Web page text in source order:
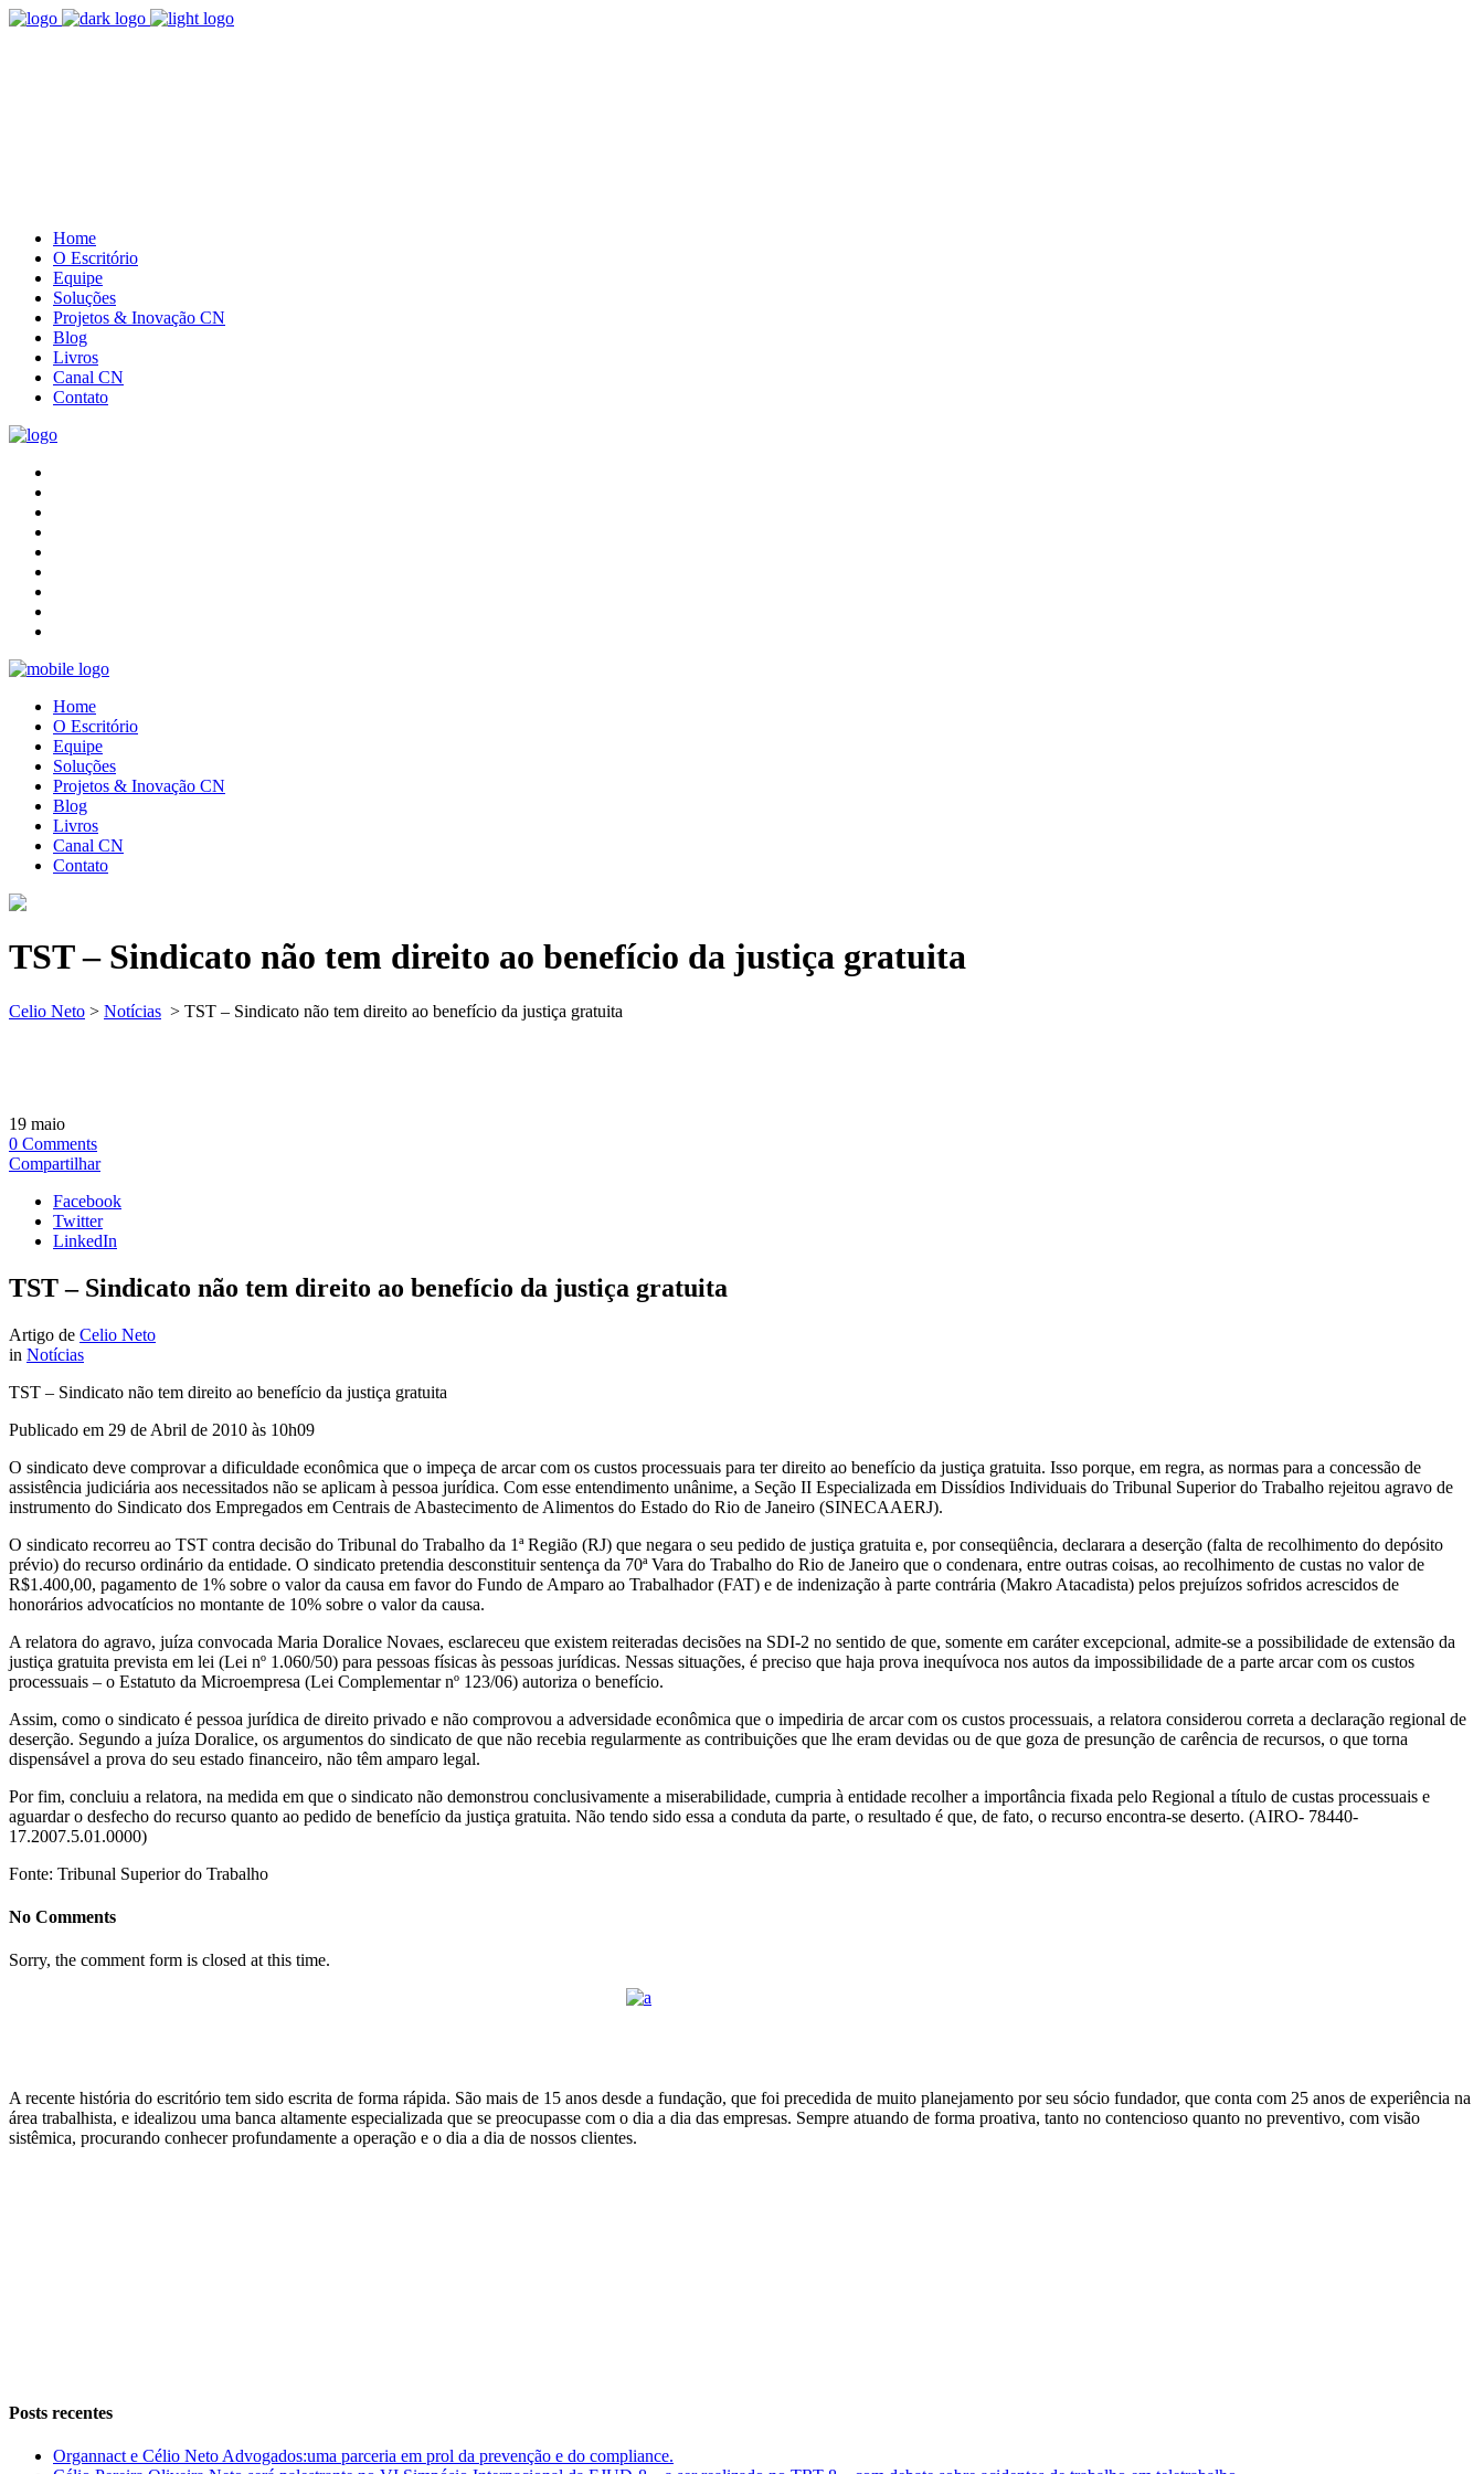
Home
O Escritório
Equipe
Soluções
Projetos & Inovação CN
Blog
Livros
Canal CN
Contato
Home
O Escritório
Equipe
Soluções
Projetos & Inovação CN
Blog
Livros
Canal CN
Contato
TST – Sindicato não tem direito ao benefício da justiça gratuita
Celio Neto > Notícias > TST – Sindicato não tem direito ao benefício da justiça gratuita
19 maio
0 Comments
Compartilhar
Facebook
Twitter
LinkedIn
TST – Sindicato não tem direito ao benefício da justiça gratuita
Artigo de Celio Neto
in Notícias
TST – Sindicato não tem direito ao benefício da justiça gratuita
Publicado em 29 de Abril de 2010 às 10h09
O sindicato deve comprovar a dificuldade econômica que o impeça de arcar com os custos processuais para ter direito ao benefício da justiça gratuita. Isso porque, em regra, as normas para a concessão de
assistência judiciária aos necessitados não se aplicam à pessoa jurídica. Com esse entendimento unânime, a Seção II Especializada em Dissídios Individuais do Tribunal Superior do Trabalho rejeitou agravo de
instrumento do Sindicato dos Empregados em Centrais de Abastecimento de Alimentos do Estado do Rio de Janeiro (SINECAAERJ).
O sindicato recorreu ao TST contra decisão do Tribunal do Trabalho da 1ª Região (RJ) que negara o seu pedido de justiça gratuita e, por conseqüência, declarara a deserção (falta de recolhimento do depósito
prévio) do recurso ordinário da entidade. O sindicato pretendia desconstituir sentença da 70ª Vara do Trabalho do Rio de Janeiro que o condenara, entre outras coisas, ao recolhimento de custas no valor de
R$1.400,00, pagamento de 1% sobre o valor da causa em favor do Fundo de Amparo ao Trabalhador (FAT) e de indenização à parte contrária (Makro Atacadista) pelos prejuízos sofridos acrescidos de
honorários advocatícios no montante de 10% sobre o valor da causa.
A relatora do agravo, juíza convocada Maria Doralice Novaes, esclareceu que existem reiteradas decisões na SDI-2 no sentido de que, somente em caráter excepcional, admite-se a possibilidade de extensão da
justiça gratuita prevista em lei (Lei nº 1.060/50) para pessoas físicas às pessoas jurídicas. Nessas situações, é preciso que haja prova inequívoca nos autos da impossibilidade de a parte arcar com os custos
processuais – o Estatuto da Microempresa (Lei Complementar nº 123/06) autoriza o benefício.
Assim, como o sindicato é pessoa jurídica de direito privado e não comprovou a adversidade econômica que o impediria de arcar com os custos processuais, a relatora considerou correta a declaração regional de
deserção. Segundo a juíza Doralice, os argumentos do sindicato de que não recebia regularmente as contribuições que lhe eram devidas ou de que goza de presunção de carência de recursos, o que torna
dispensável a prova do seu estado financeiro, não têm amparo legal.
Por fim, concluiu a relatora, na medida em que o sindicato não demonstrou conclusivamente a miserabilidade, cumpria à entidade recolher a importância fixada pelo Regional a título de custas processuais e
aguardar o desfecho do recurso quanto ao pedido de benefício da justiça gratuita. Não tendo sido essa a conduta da parte, o resultado é que, de fato, o recurso encontra-se deserto. (AIRO- 78440-
17.2007.5.01.0000)
Fonte: Tribunal Superior do Trabalho
No Comments
Sorry, the comment form is closed at this time.
A recente história do escritório tem sido escrita de forma rápida. São mais de 15 anos desde a fundação, que foi precedida de muito planejamento por seu sócio fundador, que conta com 25 anos de experiência na
área trabalhista, e idealizou uma banca altamente especializada que se preocupasse com o dia a dia das empresas. Sempre atuando de forma proativa, tanto no contencioso quanto no preventivo, com visão
sistêmica, procurando conhecer profundamente a operação e o dia a dia de nossos clientes.
Posts recentes
Organnact e Célio Neto Advogados:uma parceria em prol da prevenção e do compliance.